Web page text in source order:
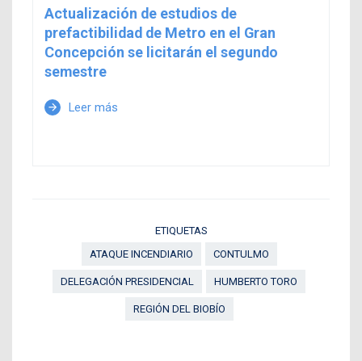
Actualización de estudios de
prefactibilidad de Metro en el Gran
Concepción se licitarán el segundo
semestre
arrow_forward Leer más
ETIQUETAS
ATAQUE INCENDIARIO
CONTULMO
DELEGACIÓN PRESIDENCIAL HUMBERTO TORO
REGIÓN DEL BIOBÍO